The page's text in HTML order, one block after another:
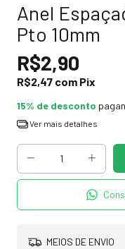
Anel
Pto 10mm
R$2,90
R$2,47 com Pix
15% de desconto
Ver mais detalhes
MEIOS DE ENVIO